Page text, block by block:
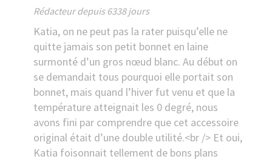
Rédacteur depuis 6338 jours
Katia, on ne peut pas la rater puisqu’elle ne
quitte jamais son petit bonnet en laine
surmonté d’un gros nœud blanc. Au début on
se demandait tous pourquoi elle portait son
bonnet, mais quand l’hiver fut venu et que la
température atteignait les 0 degré, nous
avons fini par comprendre que cet accessoire
original était d’une double utilité.<br /> Et oui,
Katia foisonnait tellement de bons plans